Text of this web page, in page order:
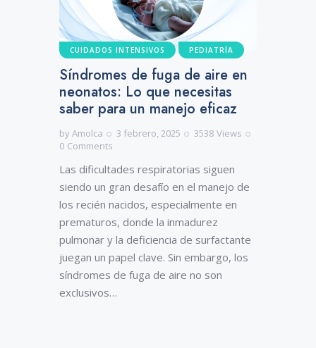
CUIDADOS INTENSIVOS PEDIATRÍA
Síndromes de fuga de aire en
neonatos: Lo que necesitas
saber para un manejo eficaz
byAmolca 3 febrero, 2025 3538 Views
0 Comments
Las dificultades respiratorias siguen
siendo un gran desafío en el manejo de
los recién nacidos, especialmente en
prematuros, donde la inmadurez
pulmonar y la deficiencia de surfactante
juegan un papel clave. Sin embargo, los
síndromes de fuga de aire no son
exclusivos…